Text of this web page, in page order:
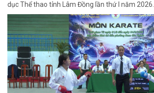
dục Thể thao tỉnh Lâm Đồng lần thứ I năm 2026.